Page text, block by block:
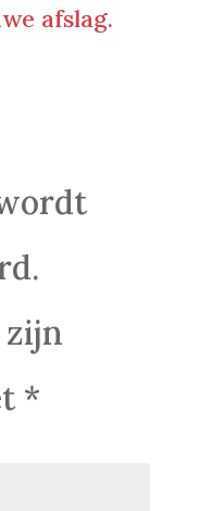
afslag.
zijn
*